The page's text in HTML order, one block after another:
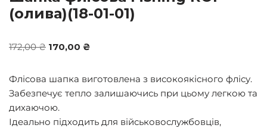
(олива)(18-01-01)
172,00₴ 170,00 ₴
Флісова шапка виготовлена з високоякісного флісу.
Забезпечує тепло залишаючись при цьому легкою та
дихаючою.
Ідеально підходить для військовослужбовців,